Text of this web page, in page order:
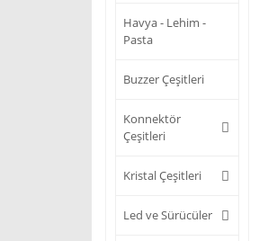
Havya - Lehim -
Pasta
Buzzer Çeşitleri
Konnektör
Çeşitleri
Kristal Çeşitleri
Led ve Sürücüler